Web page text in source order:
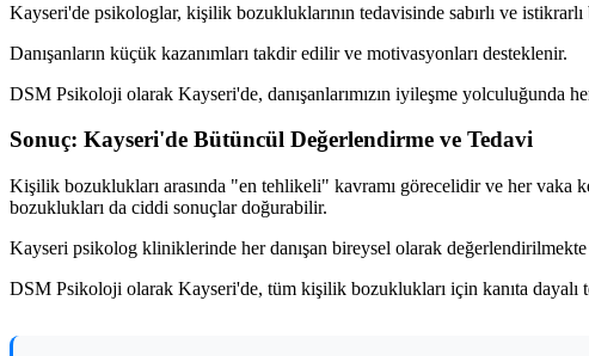
Kayseri'de psikologlar, kişilik bozukluklarının tedavisinde sabırlı ve
Danışanların küçük kazanımları takdir edilir ve motivasyonları desteklenir.
DSM Psikoloji olarak Kayseri'de, danışanlarımızın iyileşme yolculuğunda
Sonuç: Kayseri'de Bütüncül Değerlendirme ve Tedavi
Kişilik bozuklukları arasında "en tehlikeli" kavramı görecelidir ve her
bozuklukları da ciddi sonuçlar doğurabilir.
Kayseri psikolog kliniklerinde her danışan bireysel olarak
DSM Psikoloji olarak Kayseri'de, tüm kişilik bozuklukları için kanıta dayalı